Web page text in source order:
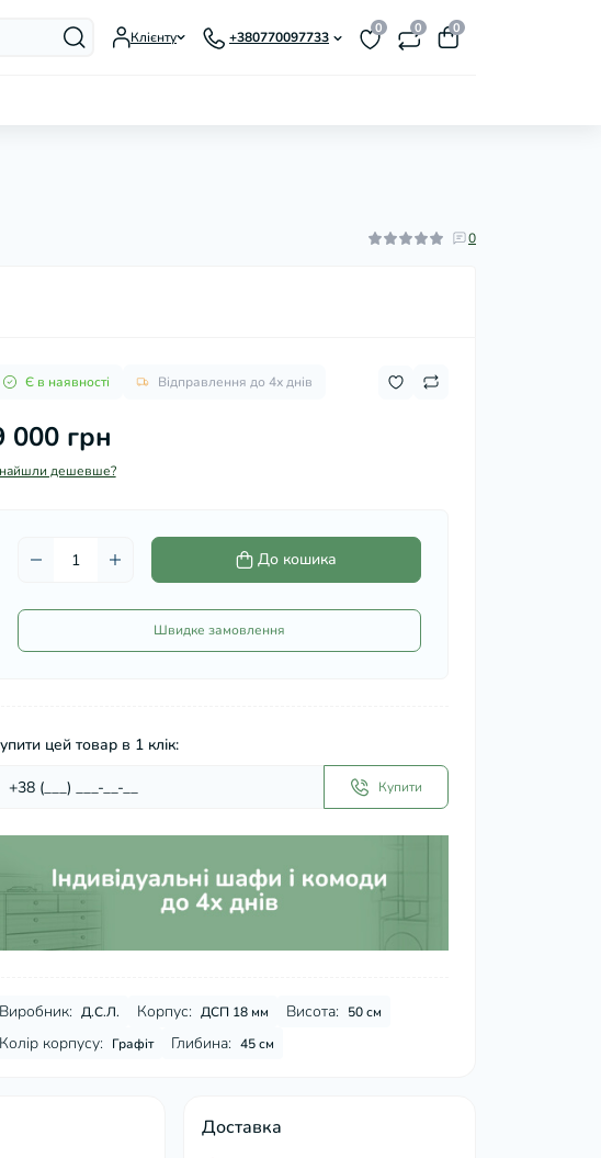
Клієнту +380770097733
0 0 0
0
Є в наявності Відправлення до 4х днів
000 грн
дешевше?
До кошика
Швидке замовлення
цей товар в 1 клік:
Купити
Виробник: Д.С.Л. Корпус: ДСП 18 мм Висота: 50 см
Колір корпусу: Графіт Глибина: 45 см
Доставка